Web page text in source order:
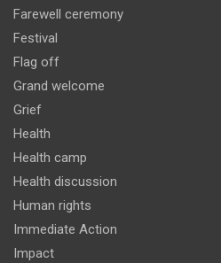
Farewell ceremony
Festival
Flag off
Grand welcome
Grief
Health
Health camp
Health discussion
Human rights
Immediate Action
Impact